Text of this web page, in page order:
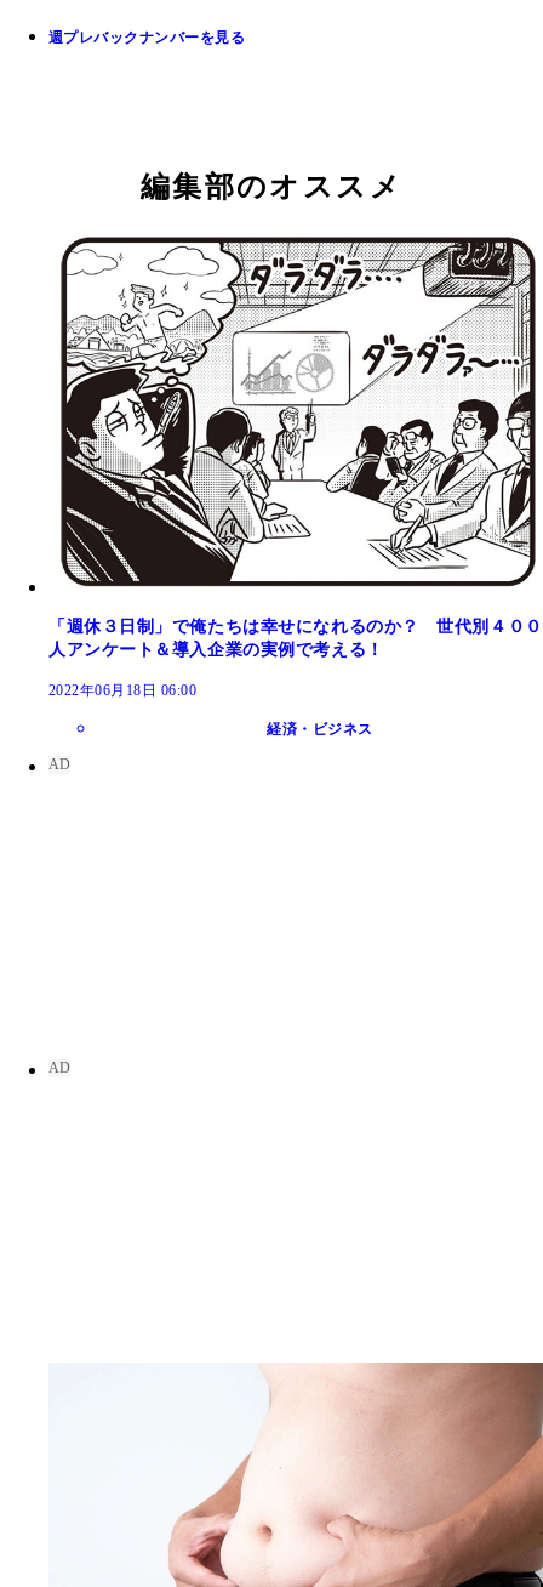
週プレバックナンバーを見る
編集部のオススメ
「週休３日制」で俺たちは幸せになれるのか？ 世代別４００
人アンケート＆導入企業の実例で考える！
2022年06月18日 06:00
経済・ビジネス